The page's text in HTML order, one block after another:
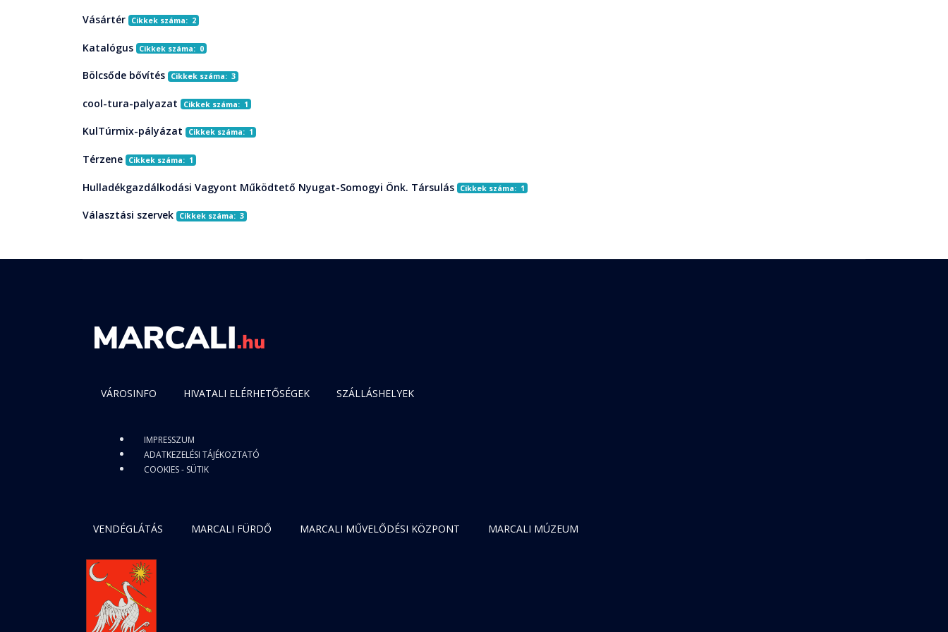
Vásártér Cikkek száma: 2
Katalógus Cikkek száma: 0
Bölcsőde bővítés Cikkek száma: 3
cool-tura-palyazat Cikkek száma: 1
KulTúrmix-pályázat Cikkek száma: 1
Térzene Cikkek száma: 1
Hulladékgazdálkodási Vagyont Működtető Nyugat-Somogyi Önk. Társulás Cikkek száma: 1
Választási szervek Cikkek száma: 3
VÁROSINFO HIVATALI ELÉRHETŐSÉGEK SZÁLLÁSHELYEK
IMPRESSZUM
ADATKEZELÉSI TÁJÉKOZTATÓ
COOKIES - SÜTIK
VENDÉGLÁTÁS MARCALI FÜRDŐ MARCALI MŰVELŐDÉSI KÖZPONT MARCALI MÚZEUM